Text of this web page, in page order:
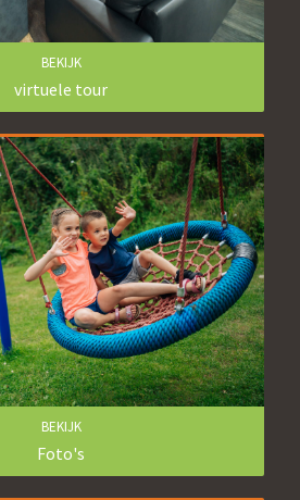
BEKIJK
virtuele tour
BEKIJK
Foto's